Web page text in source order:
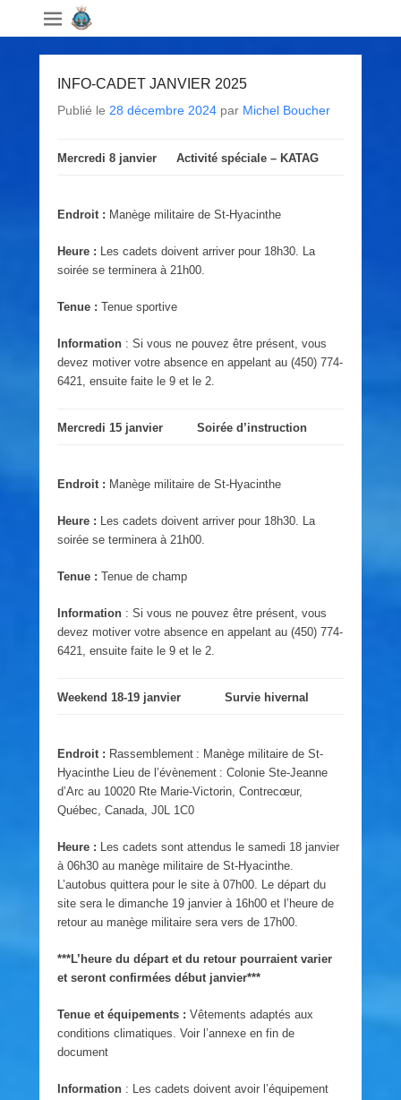
INFO-CADET JANVIER 2025
Publié le 28 décembre 2024 par Michel Boucher
Mercredi 8 janvier Activité spéciale – KATAG
Endroit : Manège militaire de St-Hyacinthe
Heure : Les cadets doivent arriver pour 18h30. La
soirée se terminera à 21h00.
Tenue : Tenue sportive
Information : Si vous ne pouvez être présent, vous
devez motiver votre absence en appelant au (450) 774-
6421, ensuite faite le 9 et le 2.
Mercredi 15 janvier Soirée d’instruction
Endroit : Manège militaire de St-Hyacinthe
Heure : Les cadets doivent arriver pour 18h30. La
soirée se terminera à 21h00.
Tenue : Tenue de champ
Information : Si vous ne pouvez être présent, vous
devez motiver votre absence en appelant au (450) 774-
6421, ensuite faite le 9 et le 2.
Weekend 18-19 janvier Survie hivernal
Endroit : Rassemblement : Manège militaire de St-
Hyacinthe Lieu de l’évènement : Colonie Ste-Jeanne
d’Arc au 10020 Rte Marie-Victorin, Contrecœur,
Québec, Canada, J0L 1C0
Heure : Les cadets sont attendus le samedi 18 janvier
à 06h30 au manège militaire de St-Hyacinthe.
L’autobus quittera pour le site à 07h00. Le départ du
site sera le dimanche 19 janvier à 16h00 et l’heure de
retour au manège militaire sera vers de 17h00.
***L’heure du départ et du retour pourraient varier
et seront confirmées début janvier***
Tenue et équipements : Vêtements adaptés aux
conditions climatiques. Voir l’annexe en fin de
document
Information : Les cadets doivent avoir l’équipement